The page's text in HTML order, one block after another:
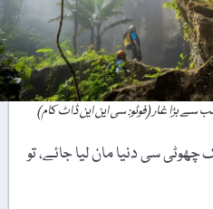
سی دنیا مان لیا جائے، تو